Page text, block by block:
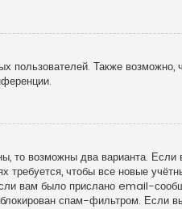
пользователей. Также
то возможны два варианта.
требуется, чтобы все новые
вам было прислано email-
спам-фильтром. Если